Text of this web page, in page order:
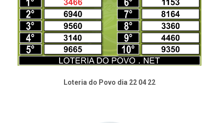
Loteria do Povo dia 22 04 22